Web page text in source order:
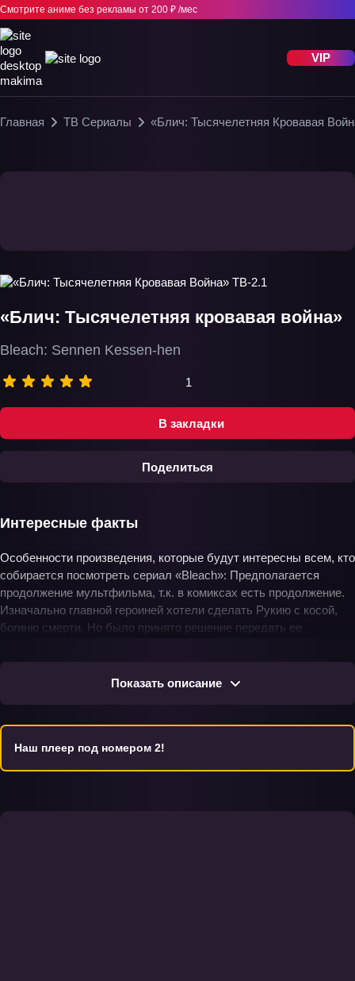
Смотрите аниме без рекламы от 200 ₽ /мес
VIP
Главная ТВ Сериалы «Блич: Тысячелетняя Кровавая
В закладки
Поделиться
«Блич: Тысячелетняя кровавая война»
Bleach: Sennen Kessen-hen
1
Интересные факты
Особенности произведения, которые будут интересны всем, кто
собирается посмотреть сериал «Bleach»: Предполагается
продолжение мультфильма, т.к. в комиксах есть продолжение.
Изначально главной героиней хотели сделать Рукию с косой,
богиню смерти. Но было принято решение передать ее
манги назывался «Стрельба из укрытия». Каждому персонажу
сериала посвящен собственный саундтрек. Для того, чтобы
Показать описание
Наш плеер под номером 2!